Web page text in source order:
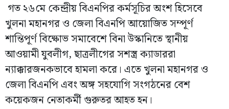
গত ২৬মে কেন্দ্রীয় বিএনপির কর্মসূচির অংশ হিসেবে
খুলনা মহানগর ও জেলা বিএনপি আয়োজিত সম্পূর্ণ
শান্তিপূর্ণ বিক্ষোভ সমাবেশে বিনা উস্কানিতে স্থানীয়
আওয়ামী যুবলীগ, ছাত্রলীগের সশস্ত্র ক্যাডাররা
ন্যাক্কারজনকভাবে হামলা করে। এতে খুলনা মহানগর ও
জেলা বিএনপি এবং অঙ্গ সহযোগি সংগঠনের বেশ
কয়েকজন নেতাকর্মী গুরুতর আহত হন।